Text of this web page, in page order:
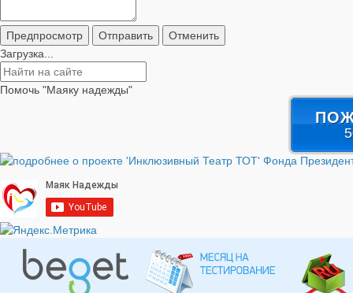
Загрузка...
Помочь "Маяку надежды"